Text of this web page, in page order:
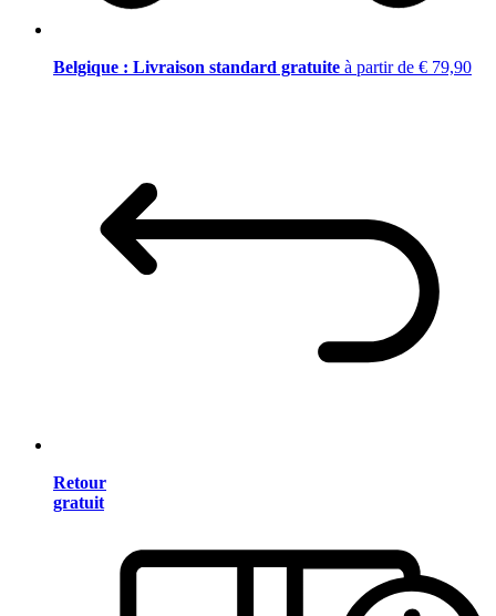
Belgique : Livraison standard gratuite à partir de € 79,90
Retour
gratuit